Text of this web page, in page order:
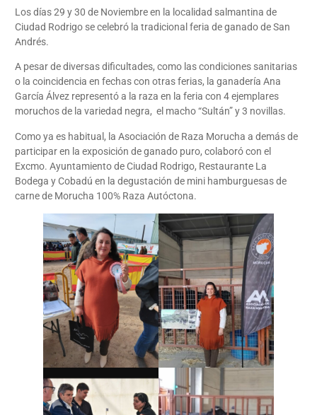
Los días 29 y 30 de Noviembre en la localidad salmantina de
Ciudad Rodrigo se celebró la tradicional feria de ganado de San
Andrés.
A pesar de diversas dificultades, como las condiciones sanitarias
o la coincidencia en fechas con otras ferias, la ganadería Ana
García Álvez representó a la raza en la feria con 4 ejemplares
moruchos de la variedad negra, el macho “Sultán” y 3 novillas.
Como ya es habitual, la Asociación de Raza Morucha a demás de
participar en la exposición de ganado puro, colaboró con el
Excmo. Ayuntamiento de Ciudad Rodrigo, Restaurante La
Bodega y Cobadú en la degustación de mini hamburguesas de
carne de Morucha 100% Raza Autóctona.